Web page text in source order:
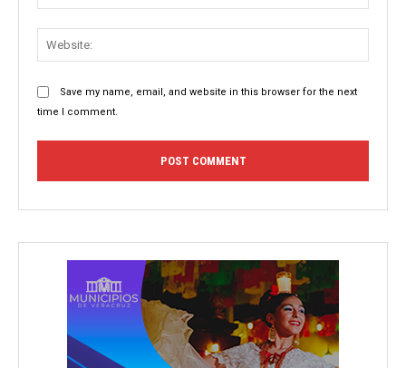
Save my name, email, and website in this browser for the next
time I comment.